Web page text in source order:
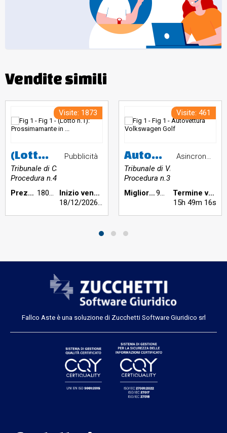
Vendite simili
Visite: 1873
(Lotto n.1): Prossimamante in vendita - autovettura marca Ferrari modello 488 Spider
Tribunale di Cassino
Procedura n.4432/2021
Pubblicità
Prezzo base €: 180.000,00
Inizio vendita:
18/12/2026h 15:00
Visite: 461
Autovettura Volkswagen Golf
Tribunale di Vicenza
Procedura n.336/2024
Asincrona telematica
Miglior offerta €: 900,00
Termine vendita:
15h 49m 15s
Fallco Aste è una soluzione di Zucchetti Software Giuridico srl